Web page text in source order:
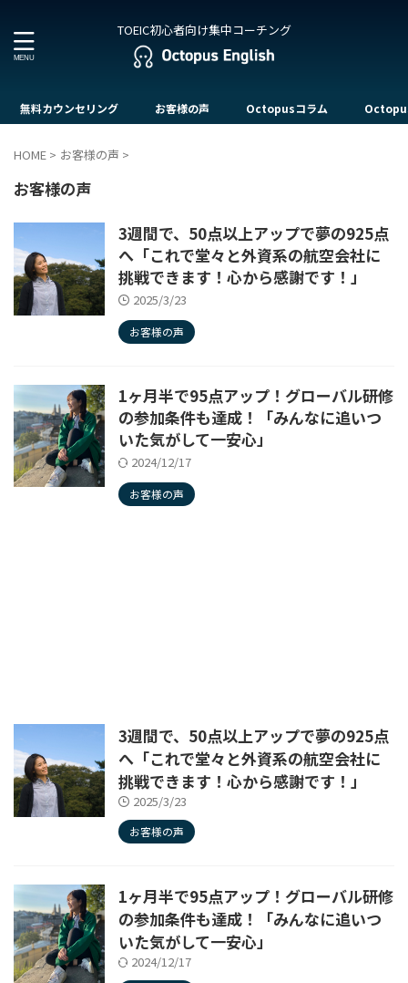
TOEIC初心者向け集中コーチング
無料カウンセリング お客様の声 Octopusコラム
HOME > お客様の声 >
お客様の声
3週間で、50点以上アップで夢の925点
へ「これで堂々と外資系の航空会社に
挑戦できます！心から感謝です！」
2025/3/23
お客様の声
1ヶ月半で95点アップ！グローバル研修
の参加条件も達成！「みんなに追いつ
いた気がして一安心」
2024/12/17
お客様の声
3週間で、50点以上アップで夢の925点
へ「これで堂々と外資系の航空会社に
挑戦できます！心から感謝です！」
2025/3/23
お客様の声
1ヶ月半で95点アップ！グローバル研修
の参加条件も達成！「みんなに追いつ
いた気がして一安心」
2024/12/17